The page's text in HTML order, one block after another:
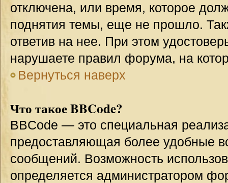
отключена, или время, которое
поднятия темы, еще не прошло.
ответив на нее. При этом
нарушаете правил форума, на
Вернуться наверх
Что такое BBCode?
BBCode — это специальная
предоставляющая более удобные
сообщений. Возможность
определяется администратором